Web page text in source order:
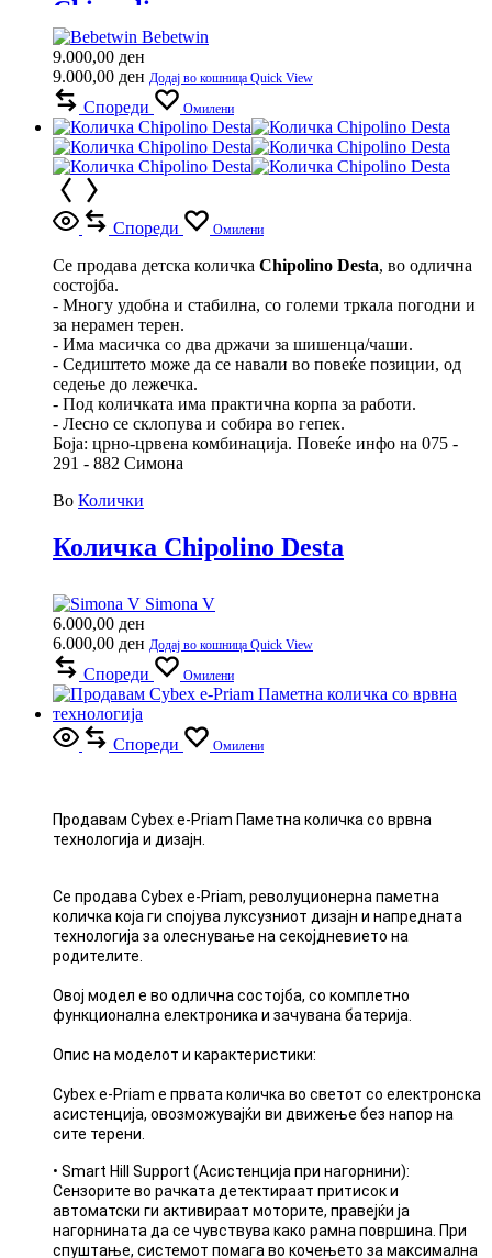
Chippolino
Bebetwin
9.000,00 ден
9.000,00 ден Додај во кошница Quick View
Спореди Омилени
Спореди Омилени
Се продава детска количка Chipolino Desta, во одлична
состојба.
- Многу удобна и стабилна, со големи тркала погодни и
за нерамен терен.
- Има масичка со два држачи за шишенца/чаши.
- Седиштето може да се навали во повеќе позиции, од
седење до лежечка.
- Под количката има практична корпа за работи.
- Лесно се склопува и собира во гепек.
Боја: црно-црвена комбинација. Повеќе инфо на 075 -
291 - 882 Симона
Во Колички
Количка Chipolino Desta
Simona V
6.000,00 ден
6.000,00 ден Додај во кошница Quick View
Спореди Омилени
Спореди Омилени
Продавам Cybex e-Priam Паметна количка со врвна
технологија и дизајн.
Се продава Cybex e-Priam, револуционерна паметна
количка која ги спојува луксузниот дизајн и напредната
технологија за олеснување на секојдневието на
родителите.
Овој модел е во одлична состојба, со комплетно
функционална електроника и зачувана батерија.
Опис на моделот и карактеристики:
Cybex e-Priam е првата количка во светот со електронска
асистенција, овозможувајќи ви движење без напор на
сите терени.
• Smart Hill Support (Асистенција при нагорнини):
Сензорите во рачката детектираат притисок и
автоматски ги активираат моторите, правејќи ја
нагорнината да се чувствува како рамна површина. При
спуштање, системот помага во кочењето за максимална